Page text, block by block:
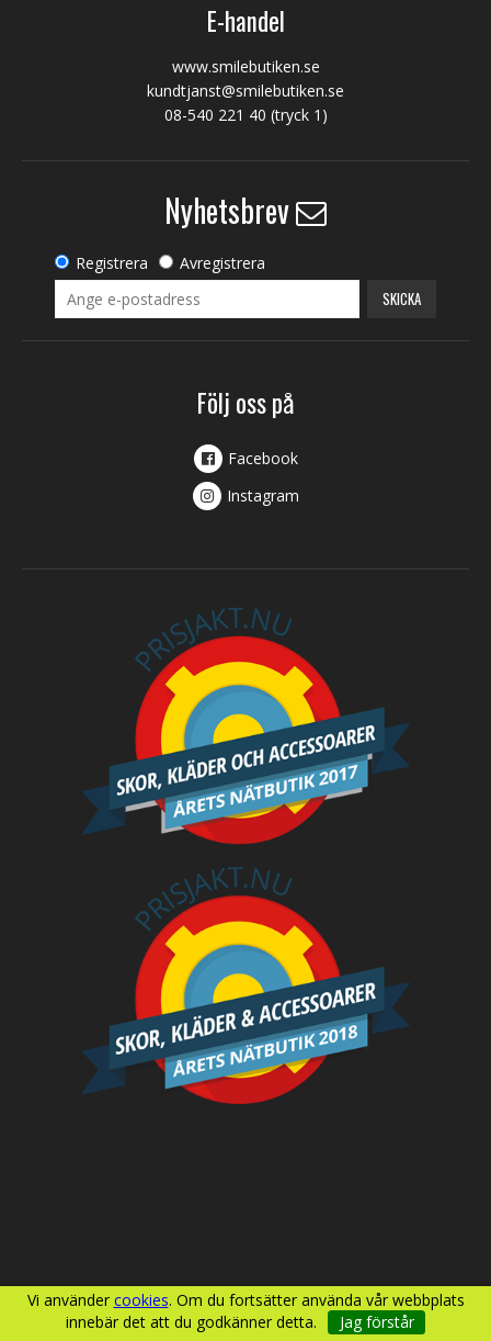
Vi använder cookies. Om du fortsätter använda vår webbplats
innebär det att du godkänner detta.
Jag förstår
E-handel
www.smilebutiken.se
kundtjanst@smilebutiken.se
08-540 221 40 (tryck 1)
Nyhetsbrev
Registrera Avregistrera
SKICKA
Följ oss på
Facebook
Instagram